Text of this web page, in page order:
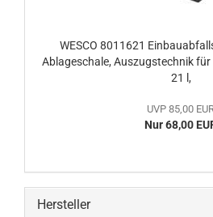
WESCO 8011621
Ablageschale, Auszugstechnik
21 l,
UVP 85,00
Nur 68,00
Hersteller